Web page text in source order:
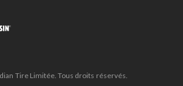
Tire Limitée. Tous droits réservés.